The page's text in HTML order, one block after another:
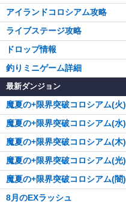
アイランドコロシアム攻略
ライブステージ攻略
ドロップ情報
釣りミニゲーム詳細
最新ダンジョン
魔夏の+限界突破コロシアム(火)
魔夏の+限界突破コロシアム(水)
魔夏の+限界突破コロシアム(木)
魔夏の+限界突破コロシアム(光)
魔夏の+限界突破コロシアム(闇)
8月のEXラッシュ